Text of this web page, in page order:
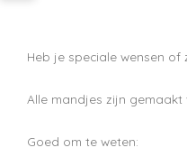
Heb je speciale wensen
Alle mandjes zijn gemaakt
Goed om te weten: